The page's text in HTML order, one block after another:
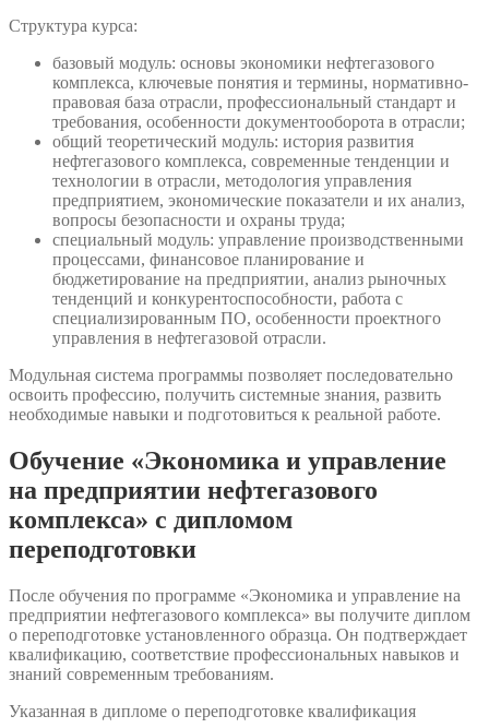
Структура курса:
базовый модуль: основы экономики нефтегазового
комплекса, ключевые понятия и термины, нормативно-
правовая база отрасли, профессиональный стандарт и
требования, особенности документооборота в отрасли;
общий теоретический модуль: история развития
нефтегазового комплекса, современные тенденции и
технологии в отрасли, методология управления
предприятием, экономические показатели и их анализ,
вопросы безопасности и охраны труда;
специальный модуль: управление производственными
процессами, финансовое планирование и
бюджетирование на предприятии, анализ рыночных
тенденций и конкурентоспособности, работа с
специализированным ПО, особенности проектного
управления в нефтегазовой отрасли.
Модульная система программы позволяет последовательно
освоить профессию, получить системные знания, развить
необходимые навыки и подготовиться к реальной работе.
Обучение «Экономика и управление
на предприятии нефтегазового
комплекса» с дипломом
переподготовки
После обучения по программе «Экономика и управление на
предприятии нефтегазового комплекса» вы получите диплом
о переподготовке установленного образца. Он подтверждает
квалификацию, соответствие профессиональных навыков и
знаний современным требованиям.
Указанная в дипломе о переподготовке квалификация